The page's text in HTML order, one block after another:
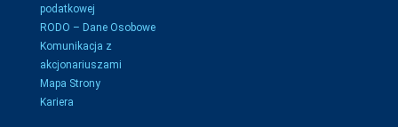
podatkowej
RODO – Dane Osobowe
Komunikacja z
akcjonariuszami
Mapa Strony
Kariera